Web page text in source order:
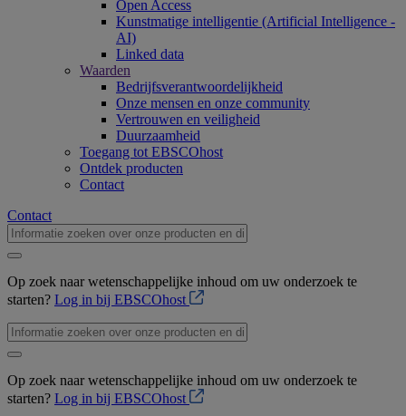
Open Access
Kunstmatige intelligentie (Artificial Intelligence -
AI)
Linked data
Waarden
Bedrijfsverantwoordelijkheid
Onze mensen en onze community
Vertrouwen en veiligheid
Duurzaamheid
Toegang tot EBSCOhost
Ontdek producten
Contact
Contact
Op zoek naar wetenschappelijke inhoud om uw onderzoek te
starten? Log in bij EBSCOhost
Op zoek naar wetenschappelijke inhoud om uw onderzoek te
starten? Log in bij EBSCOhost